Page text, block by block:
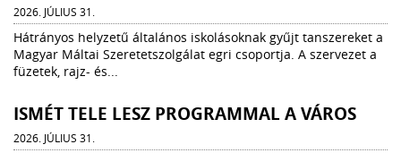
2026. JÚLIUS 31.
Hátrányos helyzetű általános iskolásoknak gyűjt tanszereket a
Magyar Máltai Szeretetszolgálat egri csoportja. A szervezet a
füzetek, rajz- és...
ISMÉT TELE LESZ PROGRAMMAL A VÁROS
2026. JÚLIUS 31.